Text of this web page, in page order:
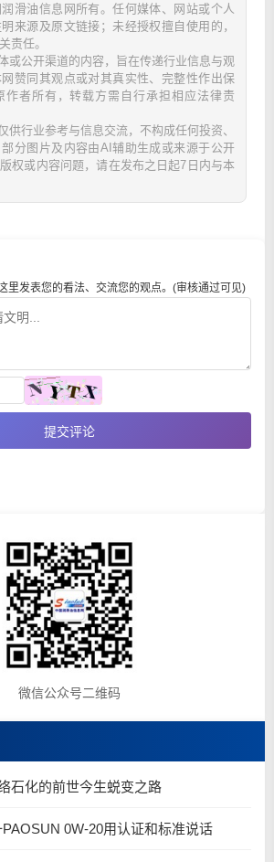
滑油信息网所有。任何媒体、网站或个人
来源及原文链接；未经授权擅自使用的，
责任。
或公开渠道的内容，旨在传递行业信息与观
赞同其观点或对其真实性、完整性作出保
作者所有，转载方需自行承担相应法律责
供行业参考与信息交流，不构成任何投资、
分图片及内容由AI辅助生成或来源于公开
权或内容问题，请在发布之日起7日内与本
里发表您的看法、交流您的观点。(审核通过可见)
提交评论
微信公众号二维码
石化的前世今生蜕变之路
0W-20用认证和标准说话